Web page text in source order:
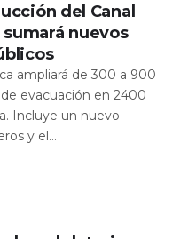
del Canal
nuevos
ampliará de 300 a 900
evacuación en 2400
Incluye un nuevo
y el...